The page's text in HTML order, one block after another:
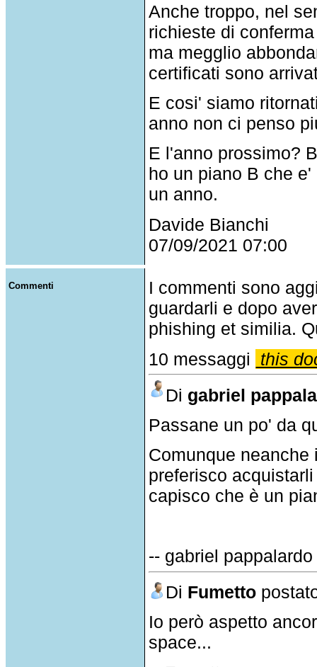
Anche troppo, nel
richieste di
ma megglio
certificati sono
E cosi' siamo
anno non ci penso
E l'anno prossimo?
ho un piano B che
un anno.
Davide Bianchi
07/09/2021 07:00
Commenti
I commenti sono
guardarli e dopo
phishing et similia.
10 messaggi
this
Di gabriel
Passane un po' da
Comunque
preferisco
capisco che è un
-- gabriel pappalardo
Di Fumetto
Io però aspetto
space...